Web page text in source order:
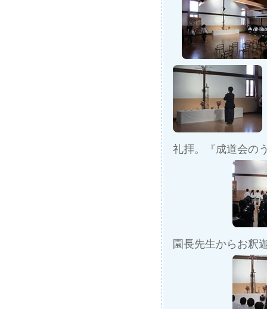
礼拝。『成道会の
園長先生からお釈